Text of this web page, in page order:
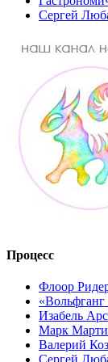
Сергей
Процесс
Флоор
Изабель
Марк
Валерий
Сергей